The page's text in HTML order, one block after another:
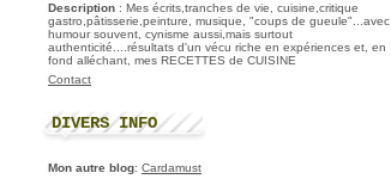
Description : Mes écrits,tranches de vie, cuisine,critique
gastro,pâtisserie,peinture, musique, "coups de gueule"...avec
humour souvent, cynisme aussi,mais surtout
authenticité....résultats d'un vécu riche en expériences et, en
fond alléchant, mes RECETTES de CUISINE
Contact
DIVERS INFO
Mon autre blog: Cardamust